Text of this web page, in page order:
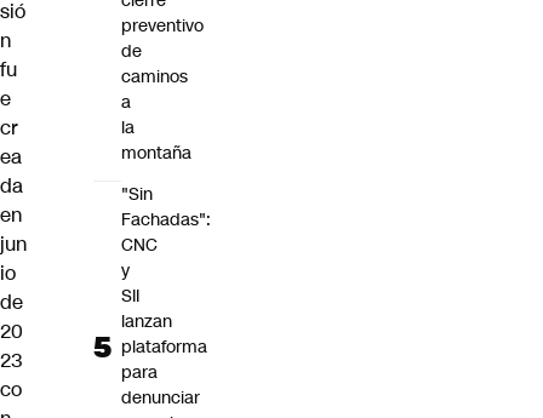
sió
n
fu
e
cr
ea
da
en
jun
io
de
20
23
co
preventivo
de
caminos
a
la
montaña
"Sin
Fachadas":
CNC
y
SII
lanzan
plataforma
para
denunciar